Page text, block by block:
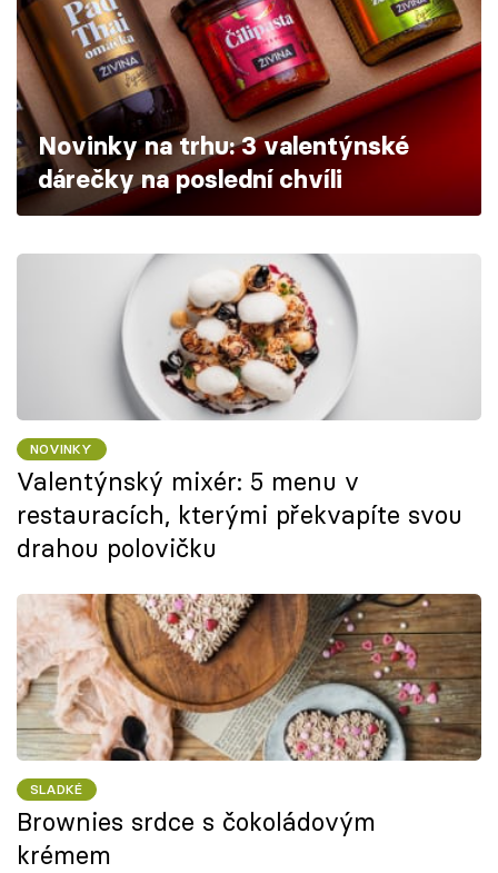
Škola vaření
Recepty z TV
Speciál: Cuketa
Těhotnej kuchař
Přihlášení
Novinky na trhu: 3 valentýnské
dárečky na poslední chvíli
NOVINKY
Valentýnský mixér: 5 menu v
restauracích, kterými překvapíte svou
drahou polovičku
SLADKÉ
Brownies srdce s čokoládovým
krémem